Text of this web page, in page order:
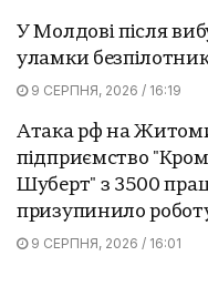
У Молдові після
уламки
9 СЕРПНЯ, 2026 / 16:19
Атака рф на
підприємство
Шуберт" з 3500
призупинило
9 СЕРПНЯ, 2026 / 16:01